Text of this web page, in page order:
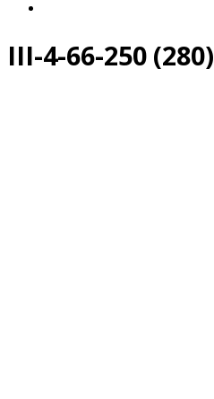
III-4-66-250 (280)